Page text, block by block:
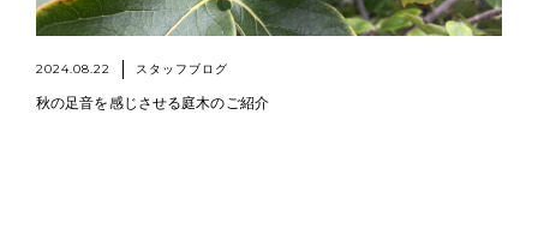
2024.08.22 スタッフブログ
秋の足音を感じさせる庭木のご紹介